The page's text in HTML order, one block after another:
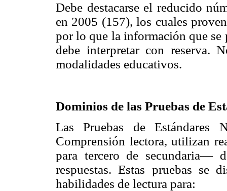
Debe destacarse el reducido
en 2005 (157), los cuales
por lo que la información que se
debe interpretar con reserva.
modalidades educativos.
Dominios de las Pruebas de
Las Pruebas de Estándares
Comprensión lectora, utilizan
para tercero de secundaria—
respuestas. Estas pruebas se
habilidades de lectura para: